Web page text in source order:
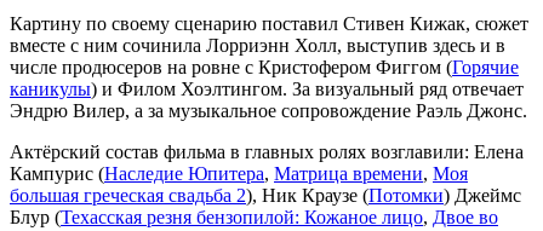
Картину по своему сценарию поставил Стивен Кижак, сюжет
вместе с ним сочинила Лорриэнн Холл, выступив здесь и в
числе продюсеров на ровне с Кристофером Фиггом (Горячие
каникулы) и Филом Хоэлтингом. За визуальный ряд отвечает
Эндрю Вилер, а за музыкальное сопровождение Раэль Джонс.
Актёрский состав фильма в главных ролях возглавили: Елена
Кампурис (Наследие Юпитера, Матрица времени, Моя
большая греческая свадьба 2), Ник Краузе (Потомки) Джеймс
Блур (Техасская резня бензопилой: Кожаное лицо, Двое во